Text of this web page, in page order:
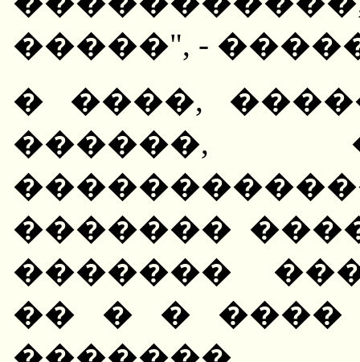
�����", -
� ����,
������,
�������
�������
�� � � ����